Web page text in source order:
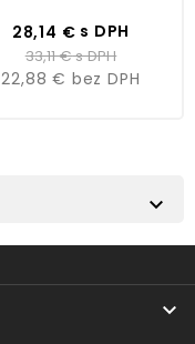
Cena
28,14 € s DPH
33,11 €s DPH
22,88 € bez DPH

